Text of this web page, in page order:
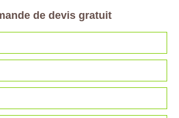
de devis gratuit